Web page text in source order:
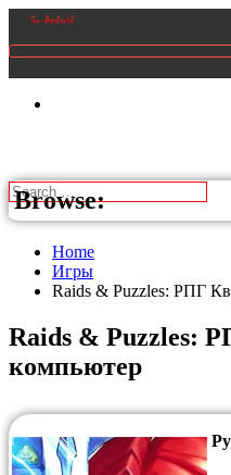
Browse:
Home
Игры
Raids & Puzzles: РПГ
Raids & Puzzles:
компьютер